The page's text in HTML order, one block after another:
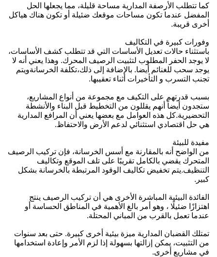
كما تتطلب الأرصفة المدارية مساحة قليلة، مما يجعلها الحل
المفضل عندما تكون مساحات موقعك ضئيلة أو تكون هناك هياكل
أخرى قريبة.
وفورات كبيرة في التكاليف
باستثناء حالات تعديل الأساسات التي قد تتطلب كشف الأساسات،
لا يوجد الحفر المطلوب لتثبيت الرصيف المحرك. وهذا يعني أنه لا
يوجد سحب للغنائم أيضا. بالإضافة إلى ذلك،تكلفة الخرسانةويتم
تجنب التسرب و التأخيرات أثناء تعقيبها.
بسبب قدرتهم على التكيف مع مجموعة من أنواع المشاريع،
ستجدون أيضاً أنهم يقللون من التخطيط قبل البناء والأنشطة
التحضيرية.كل هذه العوامل مع بعضها يعني أن المرافع المدارية
هي حل اقتصادي استثنائي لدعم الأرض والاحتفاظ.
مفيدة للبيئة
من الواضح أنه بالمقارنة مع أسس الخرسانة، فإن تركيب الرصيف
المتحرك يقضي بالكامل تقريبًا على تلف الموقع وتكاليف
التنظيف.يتم تخفيض تكاليف الوقود المرتبطة بالخرسانة بشكل
كبير.
الفائدة البيئية المباشرة الأخرى هي أن تركيب الرصيف ينتج
اهتزازًا ضئيلًا ، وهو أمر بالغ الأهمية في المناطق الحساسة أو
عندما تعمل بالقرب من المباني المحتلة.
تمتلك القضبان المدارية ميزة بيئية أخرى كبيرة. حتى بعد سنوات
من التثبيت، يمكن إزالتها بسهولة إذا لزم الأمر وإعادة استخدامها
في مشاريع أخرى.